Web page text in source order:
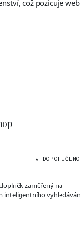
což pozicuje
★ DOPORUČENO
zaměřený na
inteligentního